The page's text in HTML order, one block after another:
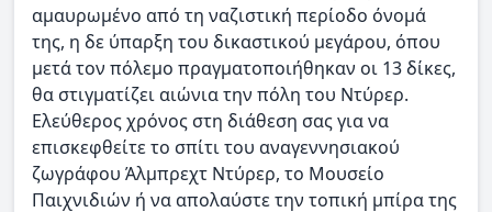
αμαυρωμένο από τη ναζιστική περίοδο όνομά
της, η δε ύπαρξη του δικαστικού μεγάρου, όπου
μετά τον πόλεμο πραγματοποιήθηκαν οι 13 δίκες,
θα στιγματίζει αιώνια την πόλη του Ντύρερ.
Ελεύθερος χρόνος στη διάθεση σας για να
επισκεφθείτε το σπίτι του αναγεννησιακού
ζωγράφου Άλμπρεχτ Ντύρερ, το Μουσείο
Παιχνιδιών ή να απολαύστε την τοπική μπίρα της